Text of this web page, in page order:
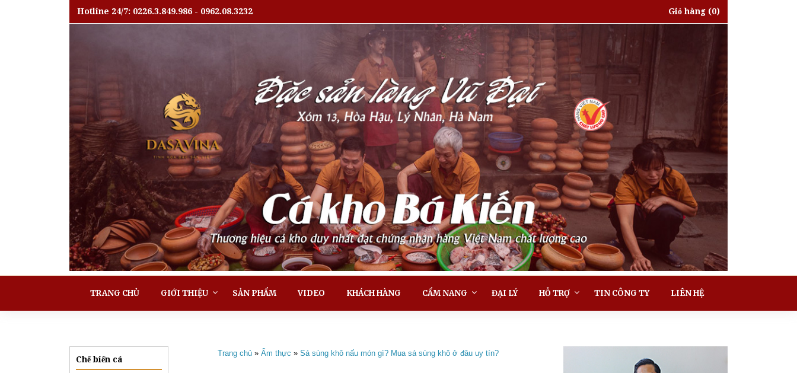
Hotline 24/7: 0226.3.849.986 - 0962.08.3232 Giỏ hàng (0)
TRANG CHỦ GIỚI THIỆU SẢN PHẨM VIDEO KHÁCH HÀNG CẨM NANG ĐẠI LÝ HỖ TRỢ TIN CÔNG TY LIÊN HỆ
Chế biến cá
Trang chủ» Ẩm thực » Sá sùng khô nấu món gì? Mua sá sùng khô ở đâu uy tín?